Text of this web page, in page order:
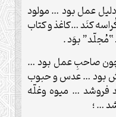
عمل بود … مولود
كنَد …كاغذ و كتاب
بوَد .
چون صاحبِ عمل بود …
بود … عدس و حبوب
… ميوه وغلّه
… ؛